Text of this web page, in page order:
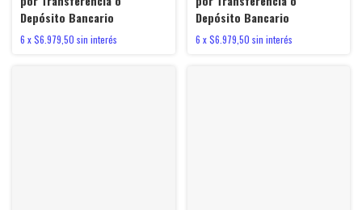
Depósito Bancario
6 x$6.979,50 sin interés
Depósito Bancario
6 x$6.979,50 sin interés